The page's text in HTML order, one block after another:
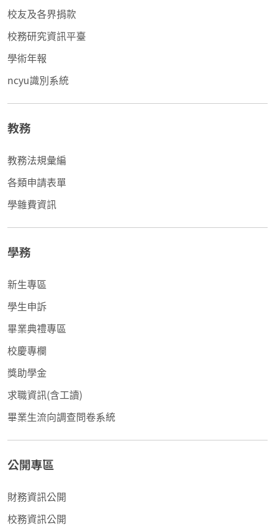
校友及各界捐款
校務研究資訊平臺
學術年報
ncyu識別系統
教務
教務法規彙編
各類申請表單
學雜費資訊
學務
新生專區
學生申訴
畢業典禮專區
校慶專欄
獎助學金
求職資訊(含工讀)
畢業生流向調查問卷系統
公開專區
財務資訊公開
校務資訊公開